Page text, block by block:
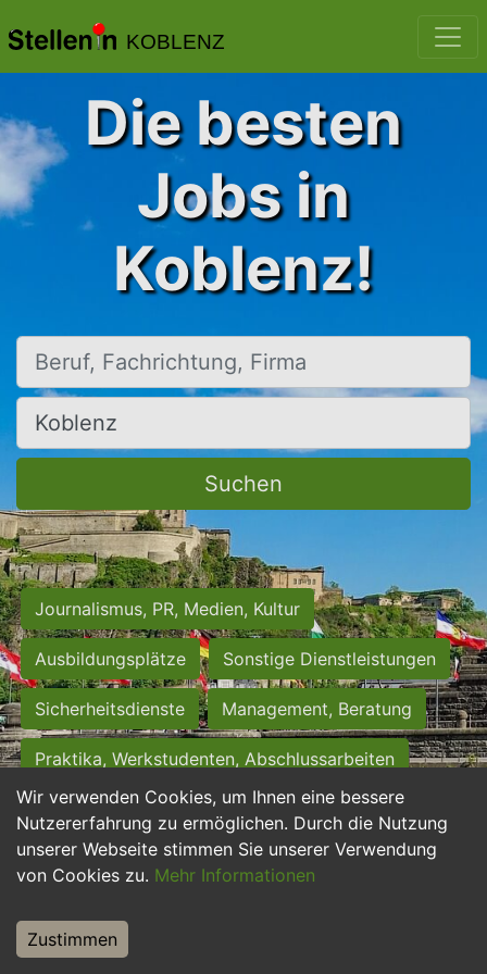
KOBLENZ
Wir verwenden Cookies, um Ihnen eine bessere
Nutzererfahrung zu ermöglichen. Durch die Nutzung
unserer Webseite stimmen Sie unserer Verwendung
von Cookies zu. Mehr Informationen
Zustimmen
Die besten
Jobs in
Koblenz!
Beruf, Fachrichtung, Firma
Ort, Stadt
Suchen
Journalismus, PR, Medien, Kultur
Ausbildungsplätze Sonstige Dienstleistungen
Sicherheitsdienste Management, Beratung
Praktika, Werkstudenten, Abschlussarbeiten
Personalwesen Assistenz, Sekretariat
Hilfskräfte, Aushilfs- und Nebenjobs
Weiterbildung, Studium, duale Ausbildung